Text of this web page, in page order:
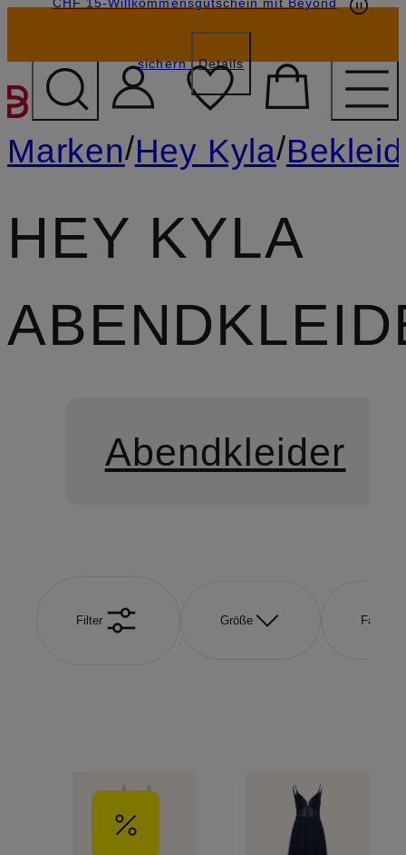
ZUM HAUPTINHALT
sichern Details
Marken/Hey Kyla/
HEY KYLA
Abendkleider
Filter Größe Farbe